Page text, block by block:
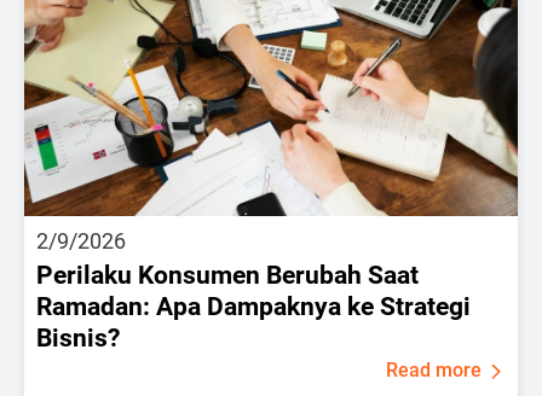
2/9/2026
Perilaku Konsumen Berubah Saat
Ramadan: Apa Dampaknya ke Strategi
Bisnis?
Read more